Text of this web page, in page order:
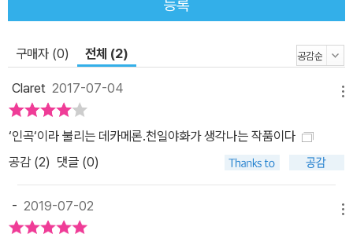
살고 있는 우리 독자들도 공감하며 읽을 만하다. 이제 우리 독자들이
있게 된 것이다. ■ 폐허 위에서 그리는 인간 세상의 생기발랄한 천태
만상 1348년 페스트가 만연한 이탈리아 피렌체에서 팜피네아, 피암
메타, 필로메나, 에밀리아, 라우레타, 네이필레, 엘리사 등 지체 높은
젊은 부인 일곱 명과 디오네오, 필로스트라토, 판필로 등 귀족 청년 세
명씩 돌아가면서 왕이 되어 이야기의 주제를 정한다. 그리고 수난일
연인의 이야기, 재치로 위기를 모면한 이야기, 기발하게 상대를 조롱
하는 이야기 등 각 날의 주제에 맞는 이야기 100편을 주고받는다. 이
등록
구매자 (0) 전체 (2)
Claret 2017-07-04
‘인곡‘이라 불리는 데카메론.천일야화가 생각나는 작품이다
공감 (2) 댓글 (0)
- 2019-07-02